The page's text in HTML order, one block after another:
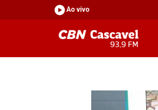
Ao vivo